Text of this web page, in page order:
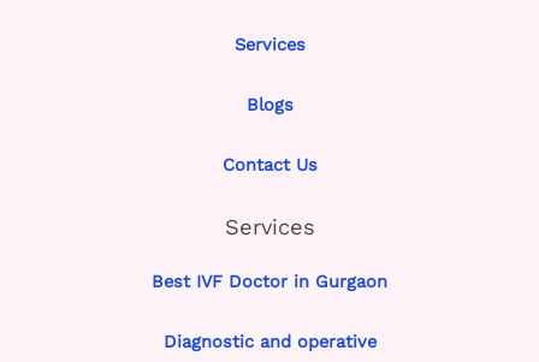
Services
Blogs
Contact Us
Services
Best IVF Doctor in Gurgaon
Diagnostic and operative